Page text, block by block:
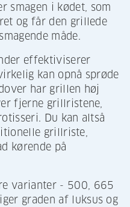
smagen i kødet, som
og får den grillede
måde.
effektiviserer
kan opnå sprøde
har grillen høj
fjerne grillristene,
Du kan altså
grillriste,
kørende på
varianter - 500, 665
graden af luksus og